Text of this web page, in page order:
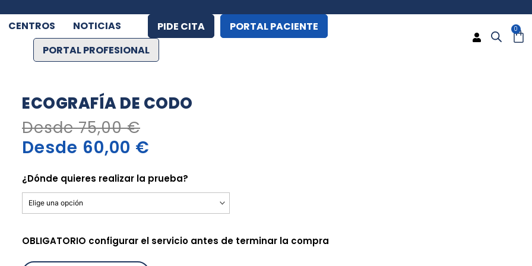
CENTROS NOTICIAS PIDE CITA
PORTAL PACIENTE
PORTAL PROFESIONAL
0
ECOGRAFÍA DE CODO
Desde75,00€
Desde 60,00 €
¿Dónde quieres realizar la prueba?
OBLIGATORIO configurar el servicio antes de terminar la compra
de
Codo
cantidad